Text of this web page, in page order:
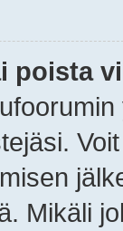
poista
Mikäli